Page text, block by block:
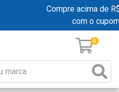
Compre acima de
com o
0